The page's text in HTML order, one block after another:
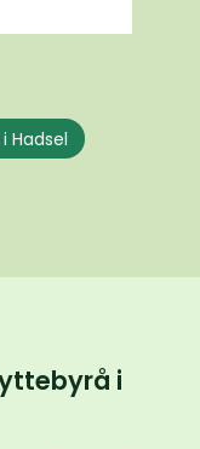
Hadsel
i